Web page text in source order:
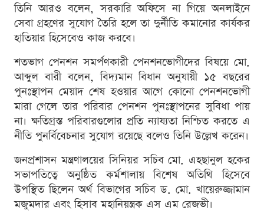
তিনি আরও বলেন, সরকারি অফিসে না গিয়ে অনলাইনে
সেবা গ্রহণের সুযোগ তৈরি হলে তা দুর্নীতি কমানোর কার্যকর
হাতিয়ার হিসেবেও কাজ করবে।
শতভাগ পেনশন সমর্পণকারী পেনশনভোগীদের বিষয়ে মো.
আব্দুল বারী বলেন, বিদ্যমান বিধান অনুযায়ী ১৫ বছরের
পুনঃস্থাপন মেয়াদ শেষ হওয়ার আগে কোনো পেনশনভোগী
মারা গেলে তার পরিবার পেনশন পুনঃস্থাপনের সুবিধা পায়
না। ক্ষতিগ্রস্ত পরিবারগুলোর প্রতি ন্যায্যতা নিশ্চিত করতে এ
নীতি পুনর্বিবেচনার সুযোগ রয়েছে বলেও তিনি উল্লেখ করেন।
জনপ্রশাসন মন্ত্রণালয়ের সিনিয়র সচিব মো. এহছানুল হকের
সভাপতিত্বে অনুষ্ঠিত কর্মশালায় বিশেষ অতিথি হিসেবে
উপস্থিত ছিলেন অর্থ বিভাগের সচিব ড. মো. খায়েরুজ্জামান
মজুমদার এবং হিসাব মহানিয়ন্ত্রক এস এম রেজভী।